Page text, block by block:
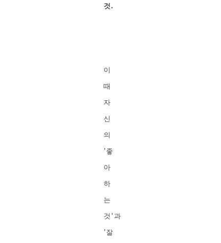
것.
이
때
자
신
의
'좋
아
하
는
것'과
'잘